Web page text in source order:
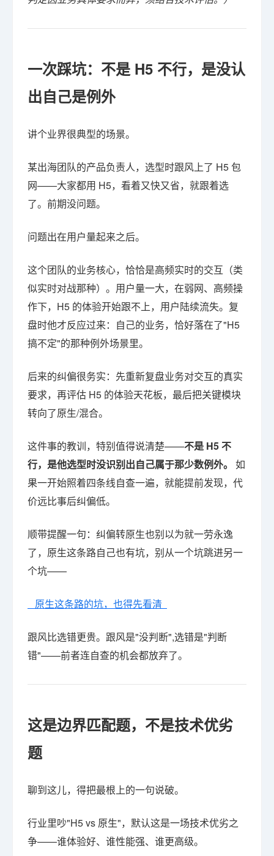
一次踩坑：不是 H5 不行，是没认
出自己是例外
讲个业界很典型的场景。
某出海团队的产品负责人，选型时跟风上了 H5 包
网——大家都用 H5，看着又快又省，就跟着选
了。前期没问题。
问题出在用户量起来之后。
这个团队的业务核心，恰恰是高频实时的交互（类
似实时对战那种）。用户量一大，在弱网、高频操
作下，H5 的体验开始跟不上，用户陆续流失。复
盘时他才反应过来：自己的业务，恰好落在了"H5
搞不定"的那种例外场景里。
后来的纠偏很务实：先重新复盘业务对交互的真实
要求，再评估 H5 的体验天花板，最后把关键模块
转向了原生/混合。
这件事的教训，特别值得说清楚——不是 H5 不
行，是他选型时没识别出自己属于那少数例外。 如
果一开始照着四条线自查一遍，就能提前发现，代
价远比事后纠偏低。
顺带提醒一句：纠偏转原生也别以为就一劳永逸
了，原生这条路自己也有坑，别从一个坑跳进另一
个坑——
原生这条路的坑，也得先看清
跟风比选错更贵。跟风是"没判断",选错是"判断
错"——前者连自查的机会都放弃了。
这是边界匹配题，不是技术优劣
题
聊到这儿，得把最根上的一句说破。
行业里吵"H5 vs 原生"，默认这是一场技术优劣之
争——谁体验好、谁性能强、谁更高级。